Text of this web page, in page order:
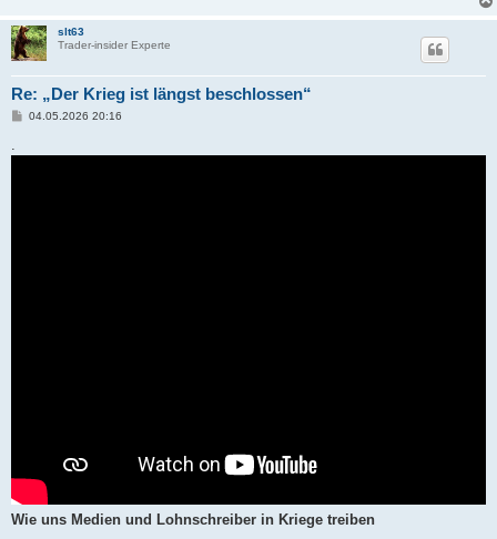
slt63
Trader-insider Experte
Re: „Der Krieg ist längst beschlossen“
B
t
04.05.2026 20:16
Wie uns Medien und Lohnschreiber in Kriege treiben